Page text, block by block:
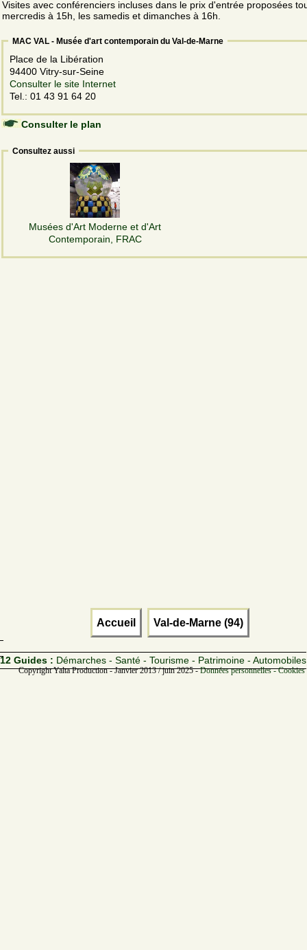
Visites avec conférenciers incluses dans le prix d'entrée proposées
mercredis à 15h, les samedis et dimanches à 16h.
MAC VAL - Musée d'art contemporain du Val-de-Marne
Place de la Libération
94400 Vitry-sur-Seine
Consulter le site Internet
Tel.: 01 43 91 64 20
Consulter le plan
Consultez aussi
Musées d'Art Moderne et d'Art
Contemporain, FRAC
Accueil Val-de-Marne (94)
12 Guides : Démarches - Santé - Tourisme - Patrimoine - Automobiles
Copyright Yalta Production - Janvier 2013 / juin 2025 -Données personnelles -